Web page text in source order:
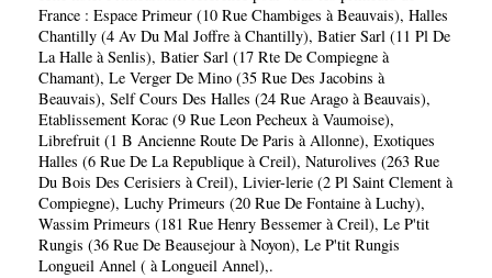
France : Espace Primeur (10 Rue Chambiges à Beauvais), Halles
Chantilly (4 Av Du Mal Joffre à Chantilly), Batier Sarl (11 Pl De
La Halle à Senlis), Batier Sarl (17 Rte De Compiegne à
Chamant), Le Verger De Mino (35 Rue Des Jacobins à
Beauvais), Self Cours Des Halles (24 Rue Arago à Beauvais),
Etablissement Korac (9 Rue Leon Pecheux à Vaumoise),
Librefruit (1 B Ancienne Route De Paris à Allonne), Exotiques
Halles (6 Rue De La Republique à Creil), Naturolives (263 Rue
Du Bois Des Cerisiers à Creil), Livier-lerie (2 Pl Saint Clement à
Compiegne), Luchy Primeurs (20 Rue De Fontaine à Luchy),
Wassim Primeurs (181 Rue Henry Bessemer à Creil), Le P'tit
Rungis (36 Rue De Beausejour à Noyon), Le P'tit Rungis
Longueil Annel ( à Longueil Annel),.